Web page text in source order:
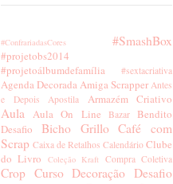
#ConfrariadasCores #SmashBox
#projetobs2014
#projetoálbumdefamília
#sextacriativa
Agenda DecoradaAmiga Scrapper Antes
e Depois
Apostila Armazém Criativo
Aula Aula On Line Bazar
Bendito
Desafio
Bicho Grillo Café com
Scrap Caixa de Retalhos Calendário Clube
do Livro
Coleção Kraft Compra Coletiva
Crop Curso Decoração Desafio